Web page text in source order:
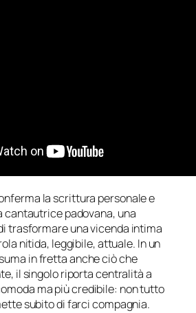
la scrittura personale e
cantautrice padovana, una
trasformare una vicenda intima
nitida, leggibile, attuale. In un
in fretta anche ciò che
il singolo riporta centralità a
ma più credibile: non tutto
subito di farci compagnia.